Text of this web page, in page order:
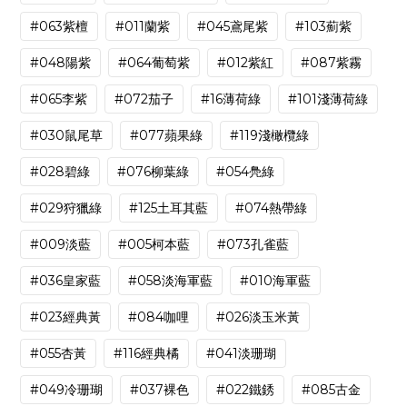
#063紫檀 #011蘭紫 #045鳶尾紫 #103薊紫
#048陽紫 #064葡萄紫 #012紫紅 #087紫霧
#065李紫 #072茄子 #16薄荷綠 #101淺薄荷綠
#030鼠尾草 #077蘋果綠 #119淺橄欖綠
#028碧綠 #076柳葉綠 #054鳧綠
#029狩獵綠 #125土耳其藍 #074熱帶綠
#009淡藍 #005柯本藍 #073孔雀藍
#036皇家藍 #058淡海軍藍 #010海軍藍
#023經典黃 #084咖哩 #026淡玉米黃
#055杏黃 #116經典橘 #041淡珊瑚
#049冷珊瑚 #037裸色 #022鐵銹 #085古金